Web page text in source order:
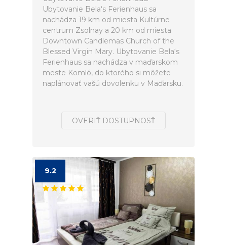
Ubytovanie Bela‘s Ferienhaus sa
nachádza 19 km od miesta Kultúrne
centrum Zsolnay a 20 km od miesta
Downtown Candlemas Church of the
Blessed Virgin Mary. Ubytovanie Bela‘s
Ferienhaus sa nachádza v maďarskom
meste Komló, do ktorého si môžete
naplánovať vašú dovolenku v Maďarsku.
OVERIŤ DOSTUPNOSŤ
9.2